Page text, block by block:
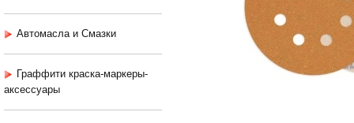
Автомасла и Смазки
Граффити краска-маркеры-
аксессуары